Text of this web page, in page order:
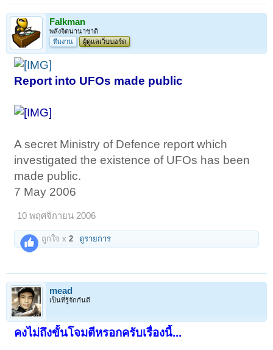
Falkman
พลังจิตนานาชาติ
ทีมงาน
ผู้ดูแลเว็บบอร์ด
Report into UFOs made public
A secret Ministry of Defence report which
investigated the existence of UFOs has been
made public.
7 May 2006
10 พฤศจิกายน 2006
ถูกใจ x2 ดูรายการ
mead
เป็นที่รู้จักกันดี
คงไม่ถึงขั้นโจมตีหรอกครับเรื่องนี้...